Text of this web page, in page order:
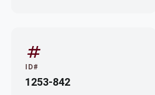
tag
ID#
1253-842